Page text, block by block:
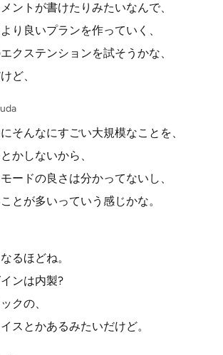
ントが書けたりみたいなんで、
り良いプランを作っていく、
クステンションを試そうかな、
ど、
そんなにすごい大規模なことを、
かしないから、
ードの良さは分かってないし、
とが多いっていう感じかな。
るほどね。
ンは内製?
クの、
スとかあるみたいだけど。